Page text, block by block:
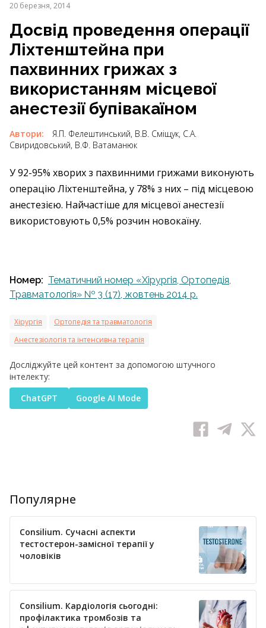
20 березня, 2014
Досвід проведення операції
Ліхтенштейна при
пахвинних грижах з
використанням місцевої
анестезії бупівакаїном
Автори:
Я.П. Фелештинський, В.В. Сміщук, С.А.
Свиридовський, В.Ф. Ватаманюк
У 92-95% хворих з пахвинними грижами виконують
операцію Ліхтенштейна, у 78% з них – під місцевою
анестезією. Найчастіше для місцевої анестезії
використовують 0,5% розчин новокаїну.
Номер: Тематичний номер «Хірургія, Ортопедія,
Травматологія» № 3 (17), жовтень 2014 р.
Хірургія
Ортопедія та травматологія
Анестезіологія та інтенсивна терапія
Досліджуйте цей контент за допомогою штучного
інтелекту:
ChatGPT
Google AI Mode
Популярне
Consilium. Сучасні аспекти
тестостерон-замісної терапії у
чоловіків
Consilium. Кардіологія сьогодні:
профілактика тромбозів та